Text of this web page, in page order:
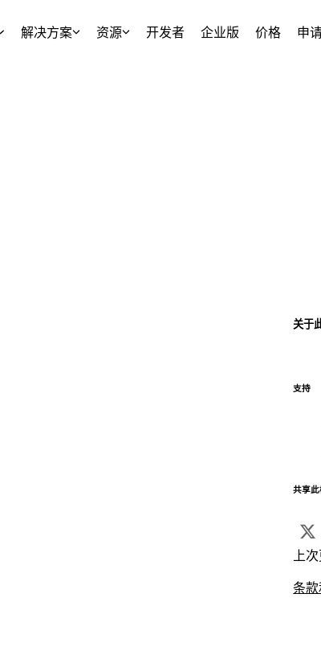
解决方案 资源 开发者 企业版 价格 申
关于
支持
共享
上
条